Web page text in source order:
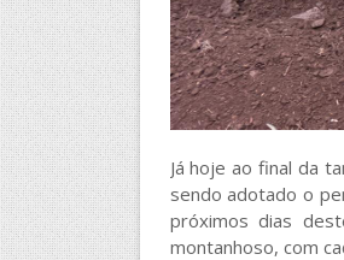
Já hoje ao final da
sendo adotado o
próximos dias
montanhoso, com